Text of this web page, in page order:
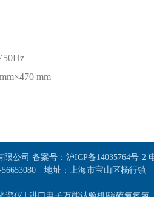
mm
限公司 备案号： 沪ICP备14035764号-2
地址：上海市宝山区杨行镇